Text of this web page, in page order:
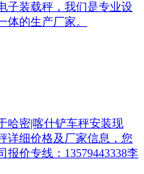
子装载秤，我们是专业设
体的生产厂家。
哈密|喀什铲车秤安装现
详细价格及厂家信息，您
价专线：13579443338李